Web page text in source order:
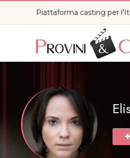
Piattaforma casting per